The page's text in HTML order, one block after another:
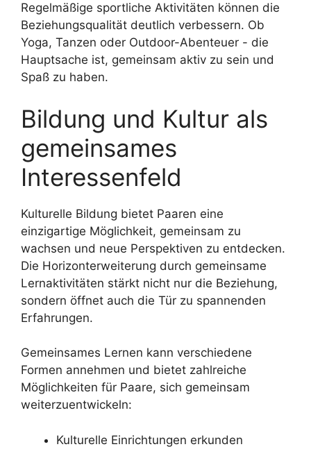
Regelmäßige sportliche Aktivitäten können die
Beziehungsqualität deutlich verbessern. Ob
Yoga, Tanzen oder Outdoor-Abenteuer - die
Hauptsache ist, gemeinsam aktiv zu sein und
Spaß zu haben.
Bildung und Kultur als
gemeinsames
Interessenfeld
Kulturelle Bildung bietet Paaren eine
einzigartige Möglichkeit, gemeinsam zu
wachsen und neue Perspektiven zu entdecken.
Die Horizonterweiterung durch gemeinsame
Lernaktivitäten stärkt nicht nur die Beziehung,
sondern öffnet auch die Tür zu spannenden
Erfahrungen.
Gemeinsames Lernen kann verschiedene
Formen annehmen und bietet zahlreiche
Möglichkeiten für Paare, sich gemeinsam
weiterzuentwickeln:
Kulturelle Einrichtungen erkunden